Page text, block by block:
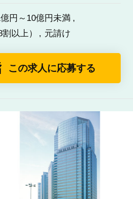
円～10億円未満
以上）
元請け
この求人に応募する